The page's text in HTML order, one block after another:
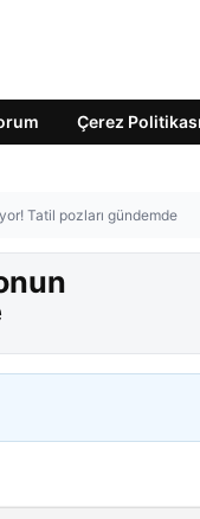
Çerez Politikası
Tatil pozları gündemde